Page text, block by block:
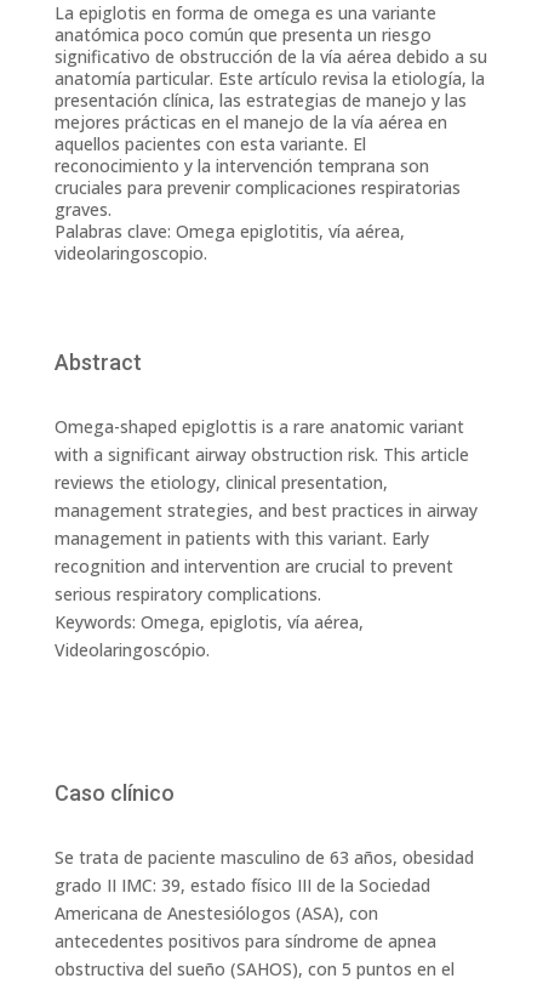
La epiglotis en forma de omega es una variante
anatómica poco común que presenta un riesgo
significativo de obstrucción de la vía aérea debido a su
anatomía particular. Este artículo revisa la etiología, la
presentación clínica, las estrategias de manejo y las
mejores prácticas en el manejo de la vía aérea en
aquellos pacientes con esta variante. El
reconocimiento y la intervención temprana son
cruciales para prevenir complicaciones respiratorias
graves.
Palabras clave: Omega epiglotitis, vía aérea,
videolaringoscopio.
Abstract
Omega-shaped epiglottis is a rare anatomic variant
with a significant airway obstruction risk. This article
reviews the etiology, clinical presentation,
management strategies, and best practices in airway
management in patients with this variant. Early
recognition and intervention are crucial to prevent
serious respiratory complications.
Keywords: Omega, epiglotis, vía aérea,
Videolaringoscópio.
Caso clínico
Se trata de paciente masculino de 63 años, obesidad
grado II IMC: 39, estado físico III de la Sociedad
Americana de Anestesiólogos (ASA), con
antecedentes positivos para síndrome de apnea
obstructiva del sueño (SAHOS), con 5 puntos en el